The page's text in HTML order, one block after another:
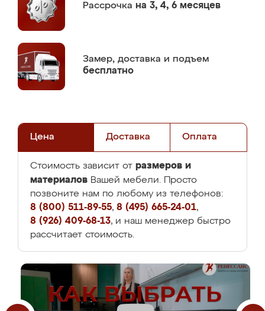
Рассрочка на 3, 4, 6 месяцев
Замер, доставка и подъем
бесплатно
Цена Доставка Оплата
Стоимость зависит от размеров и
материалов Вашей мебели. Просто
позвоните нам по любому из телефонов:
8 (800) 511-89-55, 8 (495) 665-24-01,
8 (926) 409-68-13, и наш менеджер быстро
рассчитает стоимость.